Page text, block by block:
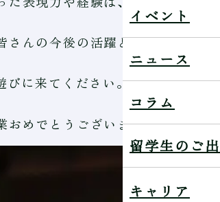
イベント
ニュース
コラム
留学生のご
キャリア
さんの今後の活躍と成長を心より
びに来てください。
おめでとうございます。